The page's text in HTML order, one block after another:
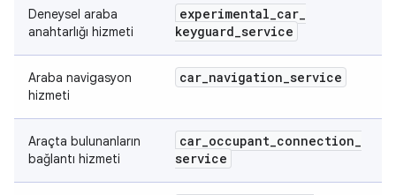
Deneysel araba
anahtarlığı hizmeti
experimental_car_
keyguard_service
Araba navigasyon
hizmeti
car_navigation_service
Araçta bulunanların
bağlantı hizmeti
car_occupant_connection_
service